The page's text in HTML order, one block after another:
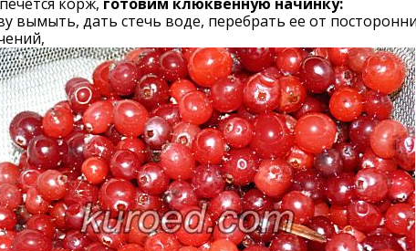
вымыть, дать стечь воде, перебрать ее от